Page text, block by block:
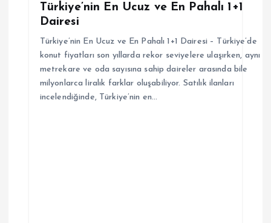
Türkiye’nin En Ucuz ve En Pahalı 1+1
Dairesi
Türkiye’nin En Ucuz ve En Pahalı 1+1 Dairesi – Türkiye’de
konut fiyatları son yıllarda rekor seviyelere ulaşırken, aynı
metrekare ve oda sayısına sahip daireler arasında bile
milyonlarca liralık farklar oluşabiliyor. Satılık ilanları
incelendiğinde, Türkiye’nin en…